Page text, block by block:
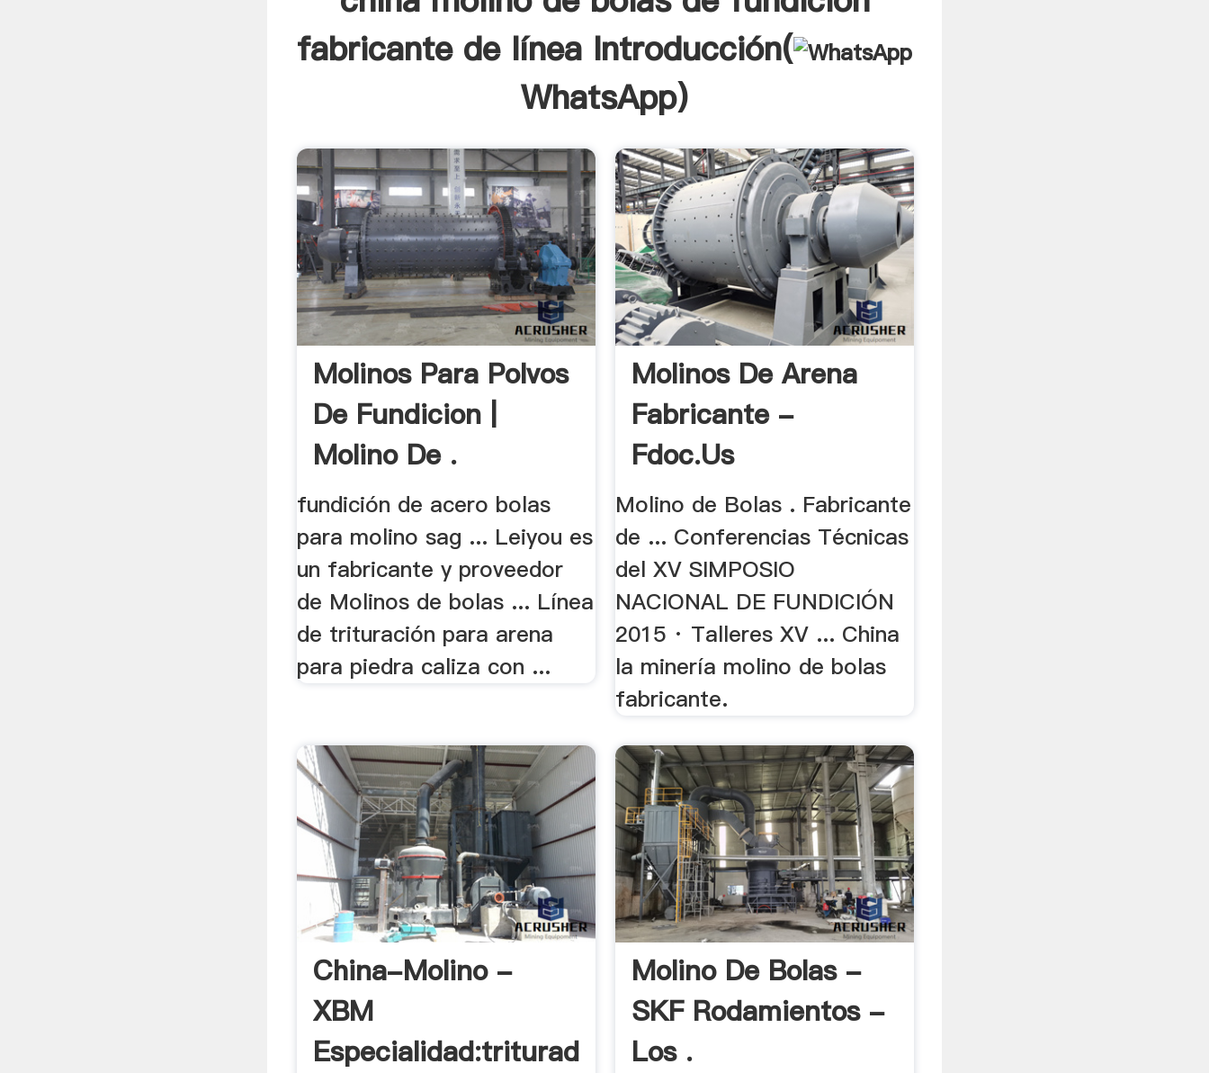
fabricante de línea Introducción(
WhatsApp)
Molinos Para Polvos
De Fundicion |
Molino De .
fundición de acero bolas
para molino sag ... Leiyou es
un fabricante y proveedor
de Molinos de bolas ... Línea
de trituración para arena
para piedra caliza con ...
Molinos De Arena
Fabricante -
Fdoc.us
Molino de Bolas . Fabricante
de ... Conferencias Técnicas
del XV SIMPOSIO
NACIONAL DE FUNDICIÓN
2015 · Talleres XV ... China
la minería molino de bolas
fabricante.
China-Molino -
XBM
Especialidad:trituradora
Molino De Bolas -
SKF Rodamientos -
Los .